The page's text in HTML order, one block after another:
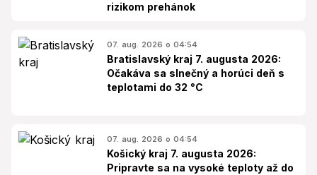
rizikom prehánok
07. aug. 2026 o 04:54
Bratislavský kraj 7. augusta 2026:
Očakáva sa slnečný a horúci deň s
teplotami do 32 °C
07. aug. 2026 o 04:54
Košický kraj 7. augusta 2026:
Pripravte sa na vysoké teploty až do